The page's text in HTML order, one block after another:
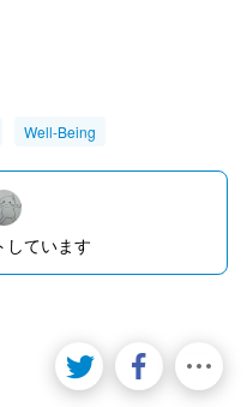
Well-Being
しています